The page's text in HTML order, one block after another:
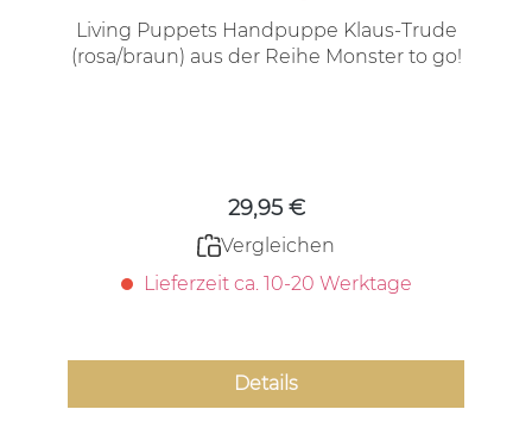
Living Puppets Handpuppe Klaus-Trude
(rosa/braun) aus der Reihe Monster to go!
29,95 €
Vergleichen
Lieferzeit ca. 10-20 Werktage
Details